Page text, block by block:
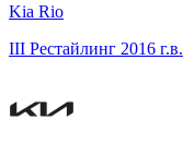
Kia Rio
III Рестайлинг 2016 г.в.